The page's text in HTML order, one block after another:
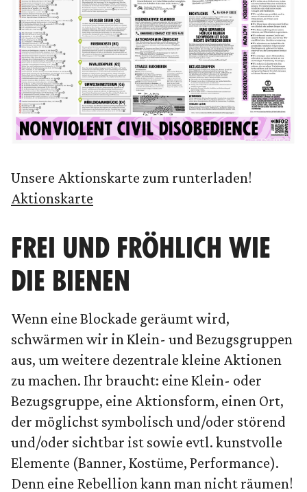
Unsere Aktionskarte zum runterladen!
Aktionskarte
FREI UND FRÖHLICH WIE
DIE BIENEN
Wenn eine Blockade geräumt wird,
schwärmen wir in Klein- und Bezugsgruppen
aus, um weitere dezentrale kleine Aktionen
zu machen. Ihr braucht: eine Klein- oder
Bezugsgruppe, eine Aktionsform, einen Ort,
der möglichst symbolisch und/oder störend
und/oder sichtbar ist sowie evtl. kunstvolle
Elemente (Banner, Kostüme, Performance).
Denn eine Rebellion kann man nicht räumen!